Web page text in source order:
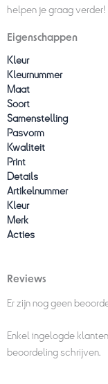
helpen je graag verder!
Eigenschappen
Kleur
Kleurnummer
Maat
Soort
Samenstelling
Pasvorm
Kwaliteit
Print
Details
Artikelnummer
Kleur
Merk
Acties
Reviews
Er zijn nog geen
Enkel ingelogde
beoordeling schrijven.